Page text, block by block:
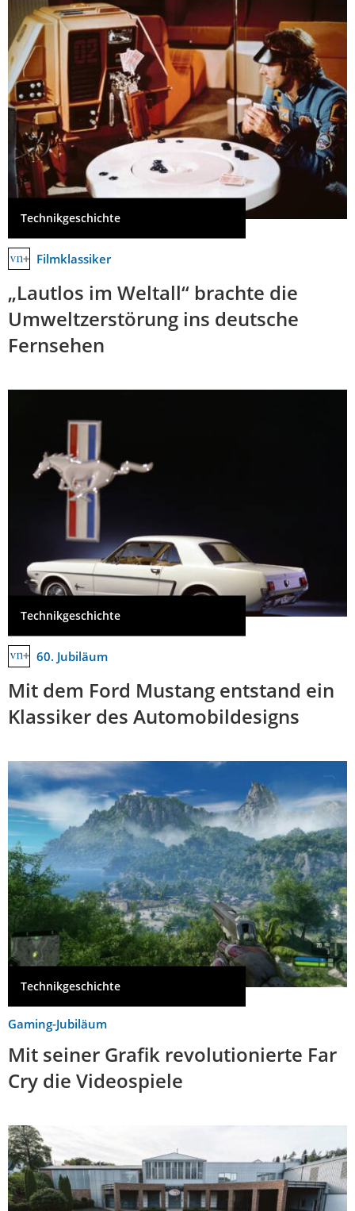
Technikgeschichte
Filmklassiker
„Lautlos im Weltall“ brachte die
Umweltzerstörung ins deutsche
Fernsehen
Technikgeschichte
60. Jubiläum
Mit dem Ford Mustang entstand ein
Klassiker des Automobildesigns
Technikgeschichte
Gaming-Jubiläum
Mit seiner Grafik revolutionierte Far
Cry die Videospiele